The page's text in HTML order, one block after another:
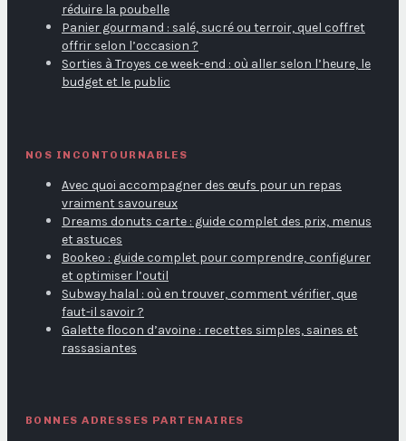
réduire la poubelle
Panier gourmand : salé, sucré ou terroir, quel coffret
offrir selon l’occasion ?
Sorties à Troyes ce week-end : où aller selon l’heure, le
budget et le public
NOS INCONTOURNABLES
Avec quoi accompagner des œufs pour un repas
vraiment savoureux
Dreams donuts carte : guide complet des prix, menus
et astuces
Bookeo : guide complet pour comprendre, configurer
et optimiser l’outil
Subway halal : où en trouver, comment vérifier, que
faut-il savoir ?
Galette flocon d’avoine : recettes simples, saines et
rassasiantes
BONNES ADRESSES PARTENAIRES